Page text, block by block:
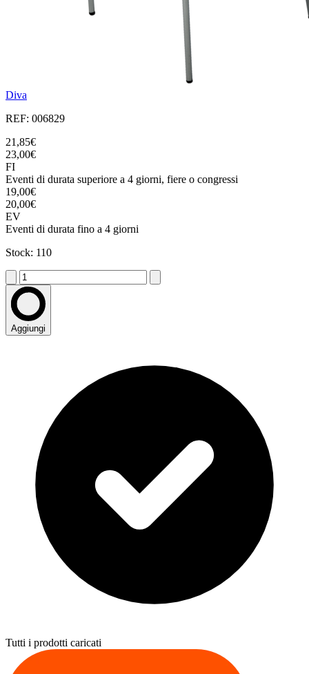
Diva
REF: 006829
21,85€
23,00€
FI
Eventi di durata superiore a 4 giorni, fiere o congressi
19,00€
20,00€
EV
Eventi di durata fino a 4 giorni
Stock: 110
Aggiungi
Tutti i prodotti caricati